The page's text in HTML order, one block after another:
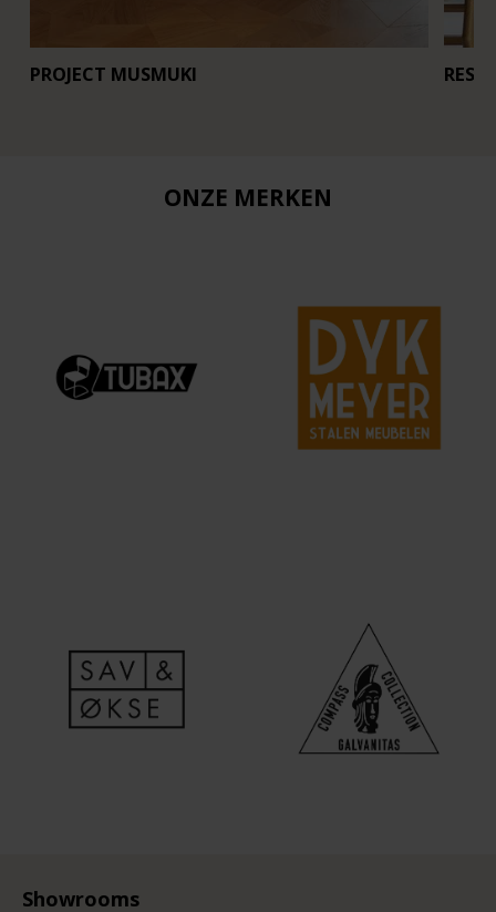
PROJECT MUSMUKI
ONZE MERKEN
Showrooms